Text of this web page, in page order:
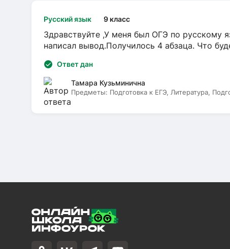
Русский язык 9 класс
Здравствуйте ,У меня был ОГЭ по русскому
написал вывод.Получилось 4 абзаца. Что
Ответ дан
Тамара Кузьминична
Предметы: Подготовка к ЕГЭ, Литература,